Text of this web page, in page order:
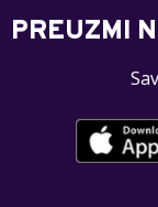
PREUZMI